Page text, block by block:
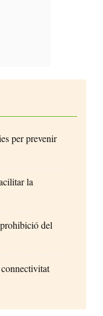
per prevenir
la
del